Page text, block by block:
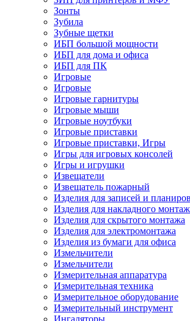
Зонты
Зубила
Зубные щетки
ИБП большой мощности
ИБП для дома и офиса
ИБП для ПК
Игровые
Игровые
Игровые гарнитуры
Игровые мыши
Игровые ноутбуки
Игровые приставки
Игровые приставки, Игры
Игры для игровых консолей
Игры и игрушки
Извещатели
Извещатель пожарный
Изделия для записей и
Изделия для накладного
Изделия для скрытого монтажа
Изделия для электромонтажа
Изделия из бумаги для офиса
Измельчители
Измельчители
Измерительная аппаратура
Измерительная техника
Измерительное оборудование
Измерительный инструмент
Ингаляторы